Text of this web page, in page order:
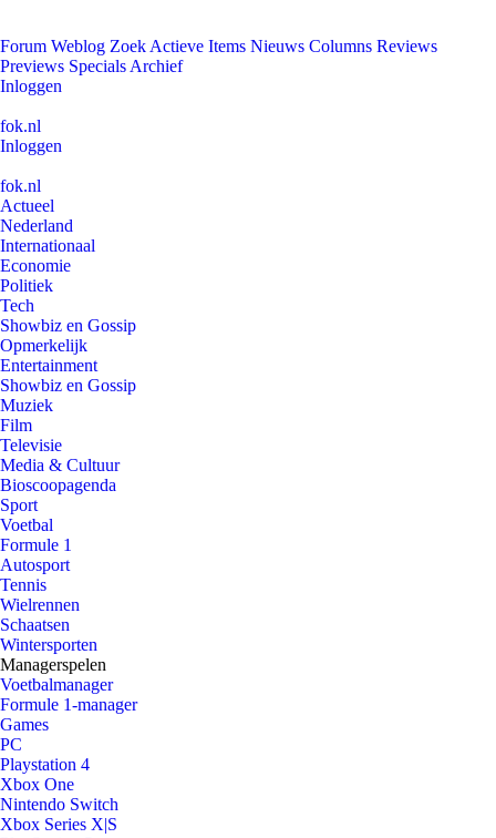
Forum Weblog Zoek Actieve Items Nieuws Columns Reviews
Previews Specials Archief
Inloggen
fok.nl
Inloggen
fok.nl
Actueel
Nederland
Internationaal
Economie
Politiek
Tech
Showbiz en Gossip
Opmerkelijk
Entertainment
Showbiz en Gossip
Muziek
Film
Televisie
Media & Cultuur
Bioscoopagenda
Sport
Voetbal
Formule 1
Autosport
Tennis
Wielrennen
Schaatsen
Wintersporten
Managerspelen
Voetbalmanager
Formule 1-manager
Games
PC
Playstation 4
Xbox One
Nintendo Switch
Xbox Series X|S